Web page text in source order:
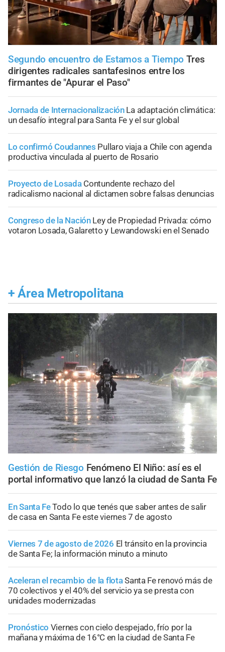
Segundo encuentro de Estamos a Tiempo Tres
dirigentes radicales santafesinos entre los
firmantes de "Apurar el Paso"
Jornada de Internacionalización La adaptación climática:
un desafío integral para Santa Fe y el sur global
Lo confirmó Coudannes Pullaro viaja a Chile con agenda
productiva vinculada al puerto de Rosario
Proyecto de Losada Contundente rechazo del
radicalismo nacional al dictamen sobre falsas denuncias
Congreso de la Nación Ley de Propiedad Privada: cómo
votaron Losada, Galaretto y Lewandowski en el Senado
+ Área Metropolitana
Gestión de Riesgo Fenómeno El Niño: así es el
portal informativo que lanzó la ciudad de Santa Fe
En Santa FeTodo lo que tenés que saber antes de salir
de casa en Santa Fe este viernes 7 de agosto
Viernes 7 de agosto de 2026 El tránsito en la provincia
de Santa Fe; la información minuto a minuto
Aceleran el recambio de la flotaSanta Fe renovó más de
70 colectivos y el 40% del servicio ya se presta con
unidades modernizadas
Pronóstico Viernes con cielo despejado, frío por la
mañana y máxima de 16°C en la ciudad de Santa Fe